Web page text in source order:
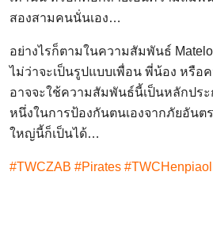
สองสามคนนั่นเอง…
อย่างไรก็ตามในความสัมพันธ์
ไม่ว่าจะเป็นรูปแบบเพื่อน พี่น้อง หรือ
อาจจะใช้ความสัมพันธ์นี้เป็นหลักปร
หนึ่งในการป้องกันตนเองจากภัยอันต
ใหญ่นี้ก็เป็นได้…
#TWCZAB #Pirates